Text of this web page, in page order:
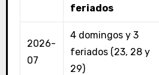
feriados
2026-
07
4 domingos y 3
feriados (23, 28 y
29)